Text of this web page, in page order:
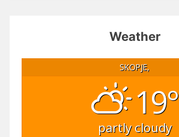
Weather
SKOPJE,
19°
partly cloudy